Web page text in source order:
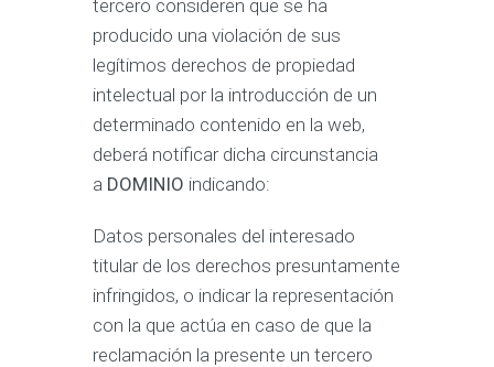
tercero consideren que se ha
producido una violación de sus
legítimos derechos de propiedad
intelectual por la introducción de un
determinado contenido en la web,
deberá notificar dicha circunstancia
a DOMINIO indicando:
Datos personales del interesado
titular de los derechos presuntamente
infringidos, o indicar la representación
con la que actúa en caso de que la
reclamación la presente un tercero